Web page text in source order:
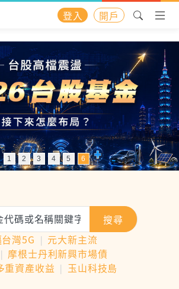
登入 開戶
1 2 3 4 5 6
搜尋
灣5G ❘ 元大新主流
❘ 摩根士丹利新興市場債
重資產收益 ❘ 玉山科技島